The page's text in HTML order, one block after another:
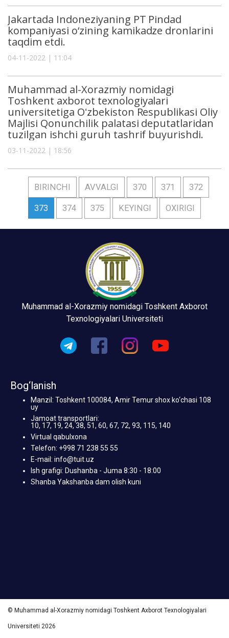
Jakartada Indoneziyaning PT Pindad
kompaniyasi o‘zining kamikadze dronlarini
taqdim etdi.
04-11-2022 | 11:04
Muhammad al-Xorazmiy nomidagi
Toshkent axborot texnologiyalari
universitetiga Oʻzbekiston Respublikasi Oliy
Majlisi Qonunchilik palatasi deputatlaridan
tuzilgan ishchi guruh tashrif buyurishdi.
03-11-2022 | 18:56
BIRINCHI AVVALGI 370 371 372
373 374 375 KEYINGI OXIRIGI
Muhammad al-Xorazmiy nomidagi Toshkent Axborot
Texnologiyalari Universiteti
Bog‘lanish
Manzil: Toshkent 100084, Amir Temur shox ko‘chasi 108
uy
Jamoat transportlari:
10, 17, 19, 24, 38, 51, 60, 67, 72, 93, 115, 140
Virtual qabulxona
Telefon: +998 71 238 55 55
E-mail: info@tuit.uz
Ish grafigi: Dushanba - Juma 8:30 - 18:00
Shanba Yakshanba dam olish kuni
© Muhammad al-Xorazmiy nomidagi Toshkent Axborot Texnologiyalari
Universiteti 2026